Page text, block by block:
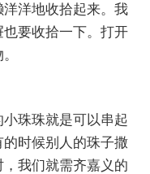
洋地收拾起来。我
要收拾一下。打开
珠珠就是可以串起
时候别人的珠子撒
我们就需齐嘉义的